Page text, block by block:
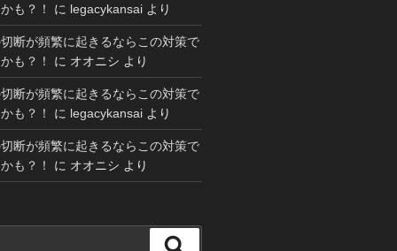
も？！
に legacykansaiより
断が頻繁に起きるならこの対策で
も？！
に オオニシ より
断が頻繁に起きるならこの対策で
も？！
に legacykansaiより
断が頻繁に起きるならこの対策で
も？！
に オオニシ より